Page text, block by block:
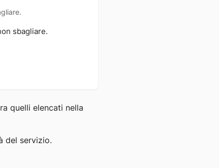
sbagliare.
quelli elencati nella
del servizio.